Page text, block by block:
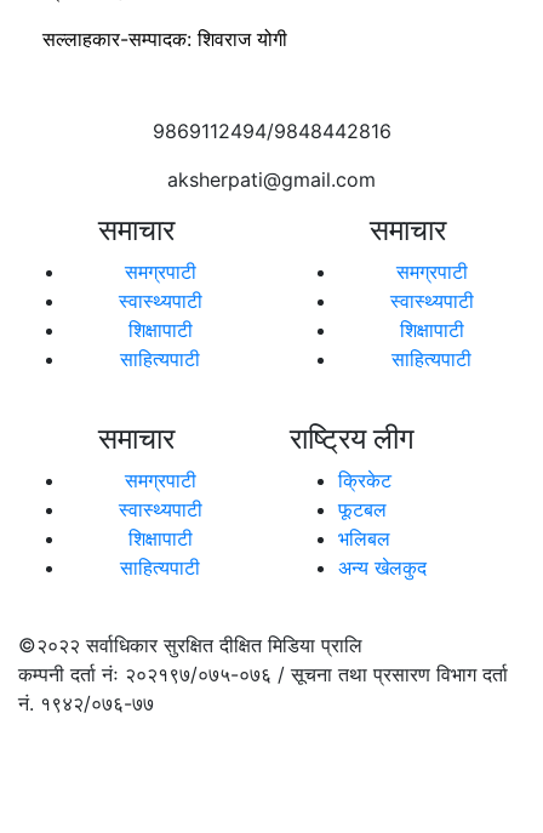
सल्लाहकार-सम्पादक: शिवराज योगी
9869112494/9848442816
aksherpati@gmail.com
समाचार
समग्रपाटी
स्वास्थ्यपाटी
शिक्षापाटी
साहित्यपाटी
समाचार
समग्रपाटी
स्वास्थ्यपाटी
शिक्षापाटी
साहित्यपाटी
समाचार
समग्रपाटी
स्वास्थ्यपाटी
शिक्षापाटी
साहित्यपाटी
राष्ट्रिय लीग
क्रिकेट
फूटबल
भलिबल
अन्य खेलकुद
©२०२२सर्वाधिकार सुरक्षित दीक्षित मिडिया प्रालि
कम्पनी दर्ता नंः २०२१९७/०७५-०७६ / सूचना तथा प्रसारण विभाग दर्ता
नं. १९४२/०७६-७७